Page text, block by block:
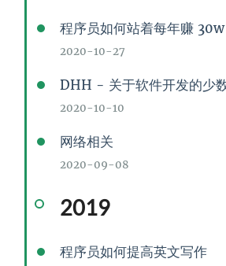
程序员如何站着每年赚
2020-10-27
DHH - 关于软件开发的少
2020-10-10
网络相关
2020-09-08
2019
程序员如何提高英文写作